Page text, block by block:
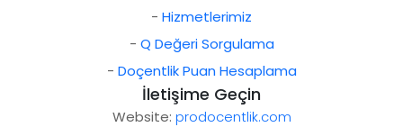
- Hizmetlerimiz
- Q Değeri Sorgulama
- Doçentlik Puan Hesaplama
İletişime Geçin
Website: prodocentlik.com